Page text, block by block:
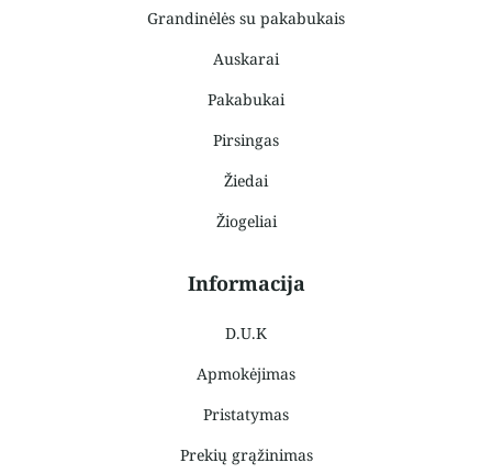
Grandinėlės su pakabukais
Auskarai
Pakabukai
Pirsingas
Žiedai
Žiogeliai
Informacija
D.U.K
Apmokėjimas
Pristatymas
Prekių grąžinimas